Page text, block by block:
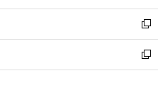
開
く
ウ
で
開
く
ン
ド
ウ
で
開
ウ
ィ
ン
ド
ウ
し
い
ウ
ィ
ン
新
し
い
ウ
新
し